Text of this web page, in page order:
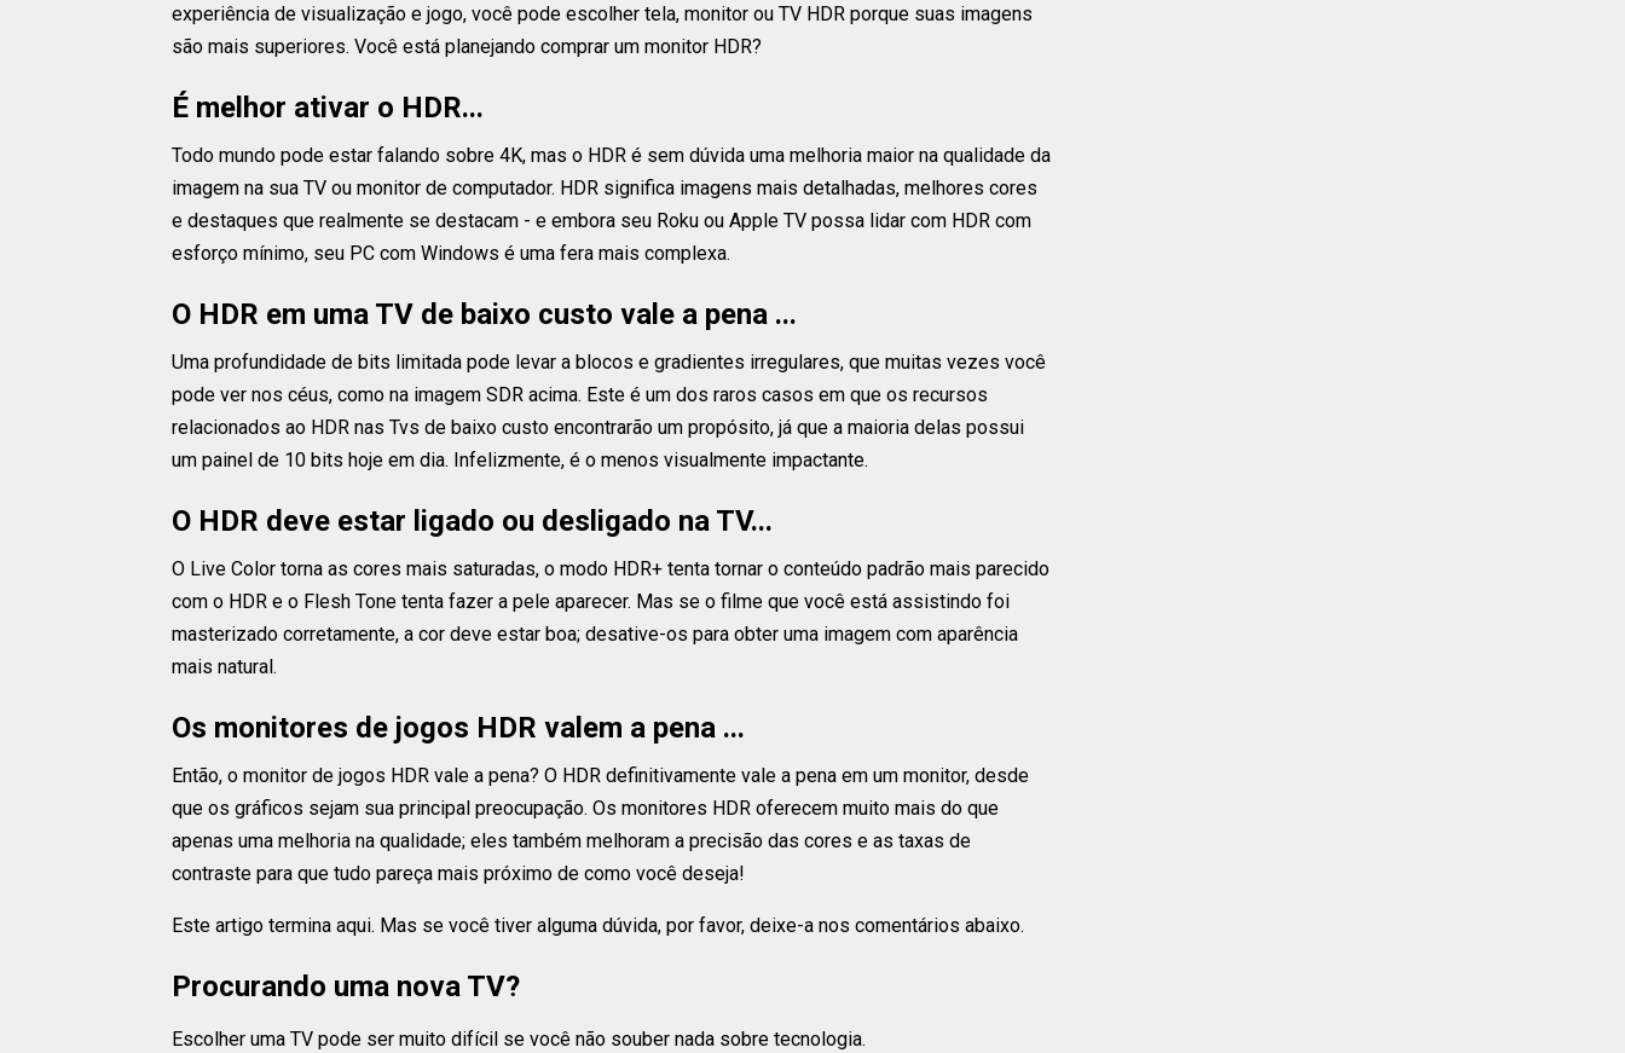
experiência de visualização e jogo, você pode escolher tela, monitor ou TV HDR porque suas imagens
são mais superiores. Você está planejando comprar um monitor HDR?
É melhor ativar o HDR...
Todo mundo pode estar falando sobre 4K, mas o HDR é sem dúvida uma melhoria maior na qualidade da
imagem na sua TV ou monitor de computador. HDR significa imagens mais detalhadas, melhores cores
e destaques que realmente se destacam - e embora seu Roku ou Apple TV possa lidar com HDR com
esforço mínimo, seu PC com Windows é uma fera mais complexa.
O HDR em uma TV de baixo custo vale a pena ...
Uma profundidade de bits limitada pode levar a blocos e gradientes irregulares, que muitas vezes você
pode ver nos céus, como na imagem SDR acima. Este é um dos raros casos em que os recursos
relacionados ao HDR nas Tvs de baixo custo encontrarão um propósito, já que a maioria delas possui
um painel de 10 bits hoje em dia. Infelizmente, é o menos visualmente impactante.
O HDR deve estar ligado ou desligado na TV...
O Live Color torna as cores mais saturadas, o modo HDR+ tenta tornar o conteúdo padrão mais parecido
com o HDR e o Flesh Tone tenta fazer a pele aparecer. Mas se o filme que você está assistindo foi
masterizado corretamente, a cor deve estar boa; desative-os para obter uma imagem com aparência
mais natural.
Os monitores de jogos HDR valem a pena ...
Então, o monitor de jogos HDR vale a pena? O HDR definitivamente vale a pena em um monitor, desde
que os gráficos sejam sua principal preocupação. Os monitores HDR oferecem muito mais do que
apenas uma melhoria na qualidade; eles também melhoram a precisão das cores e as taxas de
contraste para que tudo pareça mais próximo de como você deseja!
Este artigo termina aqui. Mas se você tiver alguma dúvida, por favor, deixe-a nos comentários abaixo.
Procurando uma nova TV?
Escolher uma TV pode ser muito difícil se você não souber nada sobre tecnologia.